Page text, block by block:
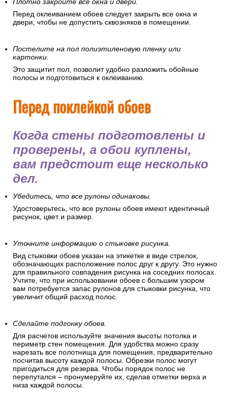
Плотно закройте все окна и двери.
Перед оклеиванием обоев следует закрыть все окна и
двери, чтобы не допустить сквозняков в помещении.
Постелите на пол полиэтиленовую пленку или
картонки.
Это защитит пол, позволит удобно разложить обойные
полосы и подготовиться к оклеиванию.
Перед поклейкой обоев
Когда стены подготовлены и
проверены, а обои куплены,
вам предстоит еще несколько
дел.
Убедитесь, что все рулоны одинаковы.
Удостоверьтесь, что все рулоны обоев имеют идентичный
рисунок, цвет и размер.
Уточните информацию о стыковке рисунка.
Вид стыковки обоев указан на этикетке в виде стрелок,
обозначающих расположение полос друг к другу. Это нужно
для правильного совпадения рисунка на соседних полосах.
Учтите, что при использовании обоев с большим узором
вам потребуется запас рулонов для стыковки рисунка, что
увеличит общий расход полос.
Сделайте подгонку обоев.
Для расчетов используйте значения высоты потолка и
периметр стен помещения. Для удобства можно сразу
нарезать все полотнища для помещения, предварительно
посчитав высоту каждой полосы. Обрезки полос могут
пригодиться для резерва. Чтобы порядок полос не
перепутался – пронумеруйте их, сделав отметки верха и
низа каждой полосы.